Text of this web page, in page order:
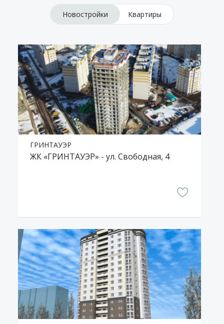
Новостройки Квартиры
ГРИНТАУЭР
ЖК «ГРИНТАУЭР» - ул. Свободная, 4